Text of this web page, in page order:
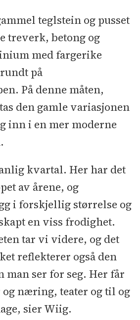
teglstein og pusset
treverk, betong og
med fargerike
på
På denne måten,
den gamle variasjonen
inn i en mer moderne
kvartal. Her har det
av årene, og
i forskjellig størrelse og
en viss frodighet.
tar vi videre, og det
reflekterer også den
man ser for seg. Her får
næring, teater og til og
sier Wiig.